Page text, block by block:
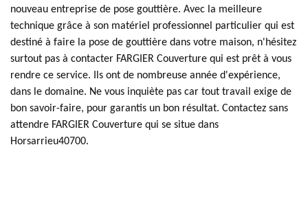
nouveau entreprise de pose gouttière. Avec la meilleure
technique grâce à son matériel professionnel particulier qui est
destiné à faire la pose de gouttière dans votre maison, n'hésitez
surtout pas à contacter FARGIER Couverture qui est prêt à vous
rendre ce service. Ils ont de nombreuse année d'expérience,
dans le domaine. Ne vous inquiète pas car tout travail exige de
bon savoir-faire, pour garantis un bon résultat. Contactez sans
attendre FARGIER Couverture qui se situe dans
Horsarrieu40700.